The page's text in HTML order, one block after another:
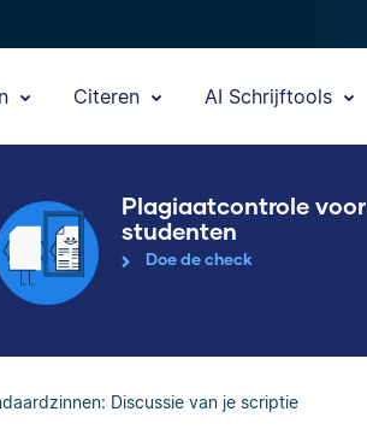
Citeren AI Schrijftools
Plagiaatcontrole voor
studenten
Doe de check
Discussie van je scriptie